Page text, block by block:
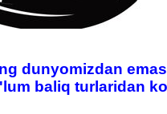
dunyomizdan
baliq turlaridan